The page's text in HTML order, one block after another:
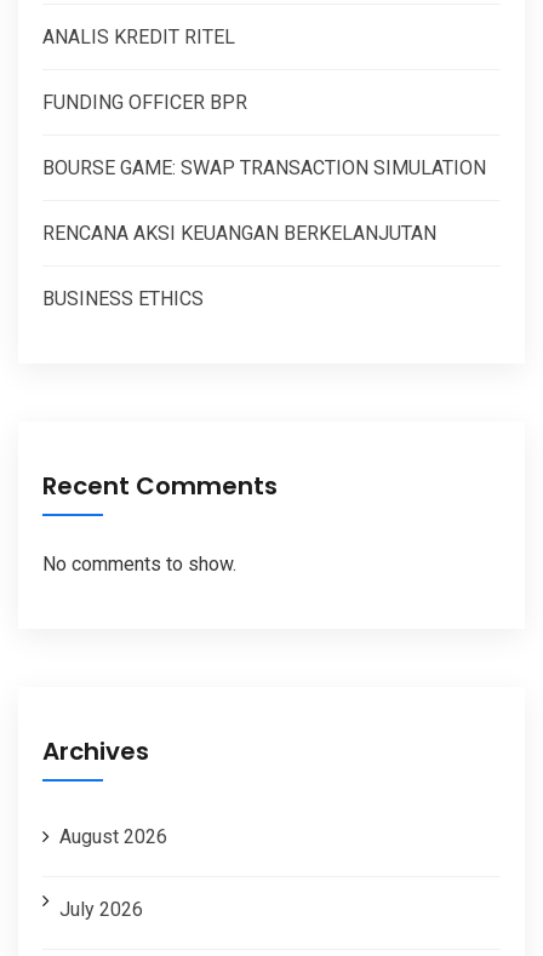
ANALIS KREDIT RITEL
FUNDING OFFICER BPR
BOURSE GAME: SWAP TRANSACTION SIMULATION
RENCANA AKSI KEUANGAN BERKELANJUTAN
BUSINESS ETHICS
Recent Comments
No comments to show.
Archives
August 2026
July 2026